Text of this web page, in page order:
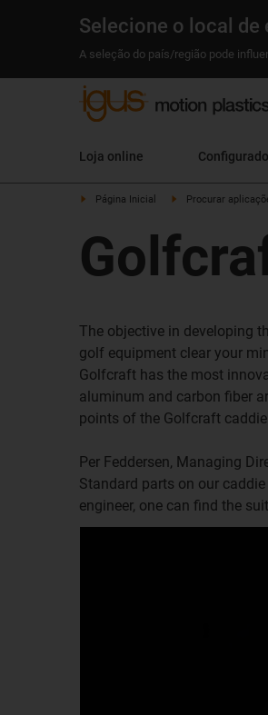
Selecione o local de
A seleção do país/região pode
Loja online
Página Inicial Procurar
The objective in developing
golf equipment clear your
Golfcraft has the most
aluminum and carbon fiber
points of the Golfcraft
Per Feddersen, Managing
Standard parts on our
engineer, one can find the